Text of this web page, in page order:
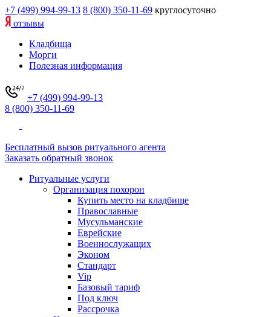
+7 (499) 994-99-13 8 (800) 350-11-69 круглосуточно
отзывы
Кладбища
Морги
Полезная информация
+7 (499) 994-99-13
8 (800) 350-11-69
Бесплатный вызов ритуального агента
Заказать обратный звонок
Ритуальные услуги
Организация похорон
Купить место на кладбище
Православные
Мусульманские
Еврейские
Военнослужащих
Эконом
Стандарт
Vip
Базовый тариф
Под ключ
Рассрочка